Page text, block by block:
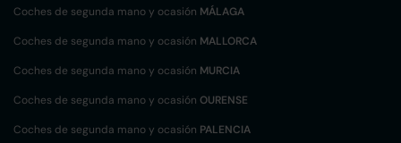
Coches de segunda mano y ocasión MÁLAGA
Coches de segunda mano y ocasión MALLORCA
Coches de segunda mano y ocasión MURCIA
Coches de segunda mano y ocasión OURENSE
Coches de segunda mano y ocasión PALENCIA